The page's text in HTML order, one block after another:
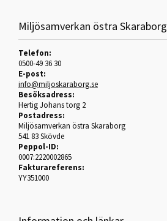
Miljösamverkan östra Skaraborg
Telefon:
0500-49 36 30
E-post:
info@miljoskaraborg.se
Besöksadress:
Hertig Johans torg 2
Postadress:
Miljösamverkan östra Skaraborg
541 83 Skövde
Peppol-ID:
0007:2220002865
Fakturareferens:
YY351000